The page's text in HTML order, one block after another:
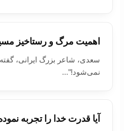
اهميت مرگ و رستاخيز
سعدی، شاعر بزرگ ایرانی،
نمی‌شود!"…
آیا قدرت خدا را تجربه